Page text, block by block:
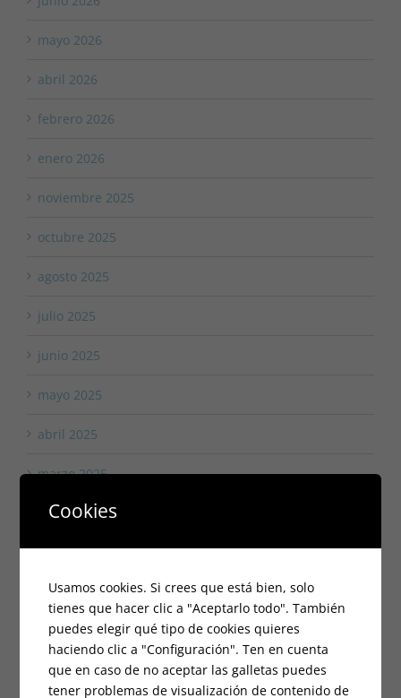
mayo 2026
abril 2026
febrero 2026
enero 2026
noviembre 2025
octubre 2025
agosto 2025
julio 2025
junio 2025
mayo 2025
abril 2025
marzo 2025
febrero 2025
enero 2025
octubre 2024
septiembre 2024
agosto 2024
Cookies
Usamos cookies. Si crees que está bien, solo
tienes que hacer clic a "Aceptarlo todo". También
puedes elegir qué tipo de cookies quieres
haciendo clic a "Configuración". Ten en cuenta
que en caso de no aceptar las galletas puedes
tener problemas de visualización de contenido de